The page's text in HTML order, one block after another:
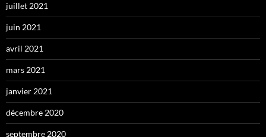
juillet 2021
juin 2021
avril 2021
mars 2021
janvier 2021
décembre 2020
septembre 2020